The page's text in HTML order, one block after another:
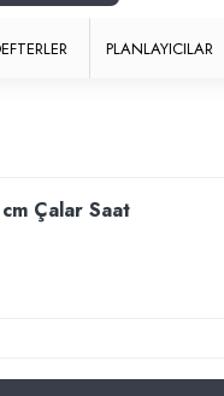
PLANLAYICILAR
Çalar Saat